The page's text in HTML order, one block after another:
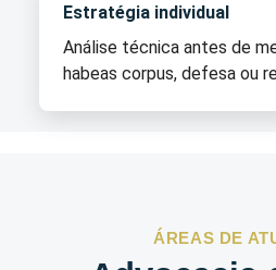
Estratégia individual
Análise técnica antes de
habeas corpus, defesa ou
ÁREAS DE